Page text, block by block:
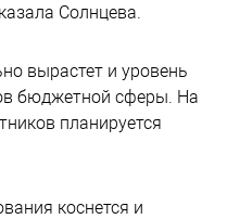
Солнцева.
вырастет и уровень
бюджетной сферы. На
планируется
коснется и